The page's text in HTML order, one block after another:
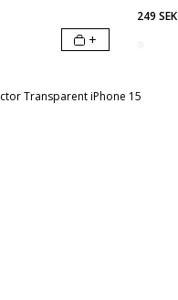
+
249 SEK
Transparent iPhone 15